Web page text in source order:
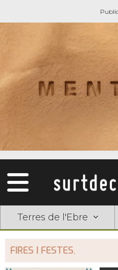
Terres de l'Ebre
FIRES I FESTES,